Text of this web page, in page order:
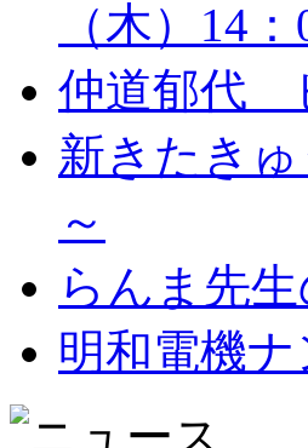
（木）14：
仲道郁代
新きたき
～
らんま先
明和電機